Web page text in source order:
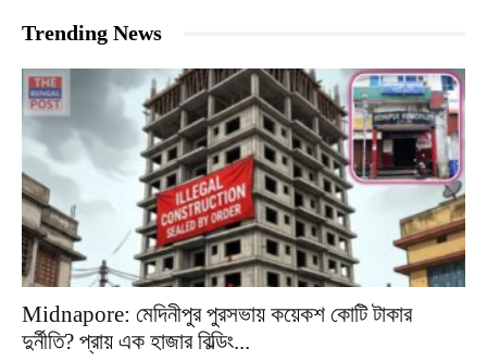
Trending News
Midnapore: মেদিনীপুর পুরসভায় কয়েকশ কোটি টাকার
দুর্নীতি? প্রায় এক হাজার বিল্ডিং...